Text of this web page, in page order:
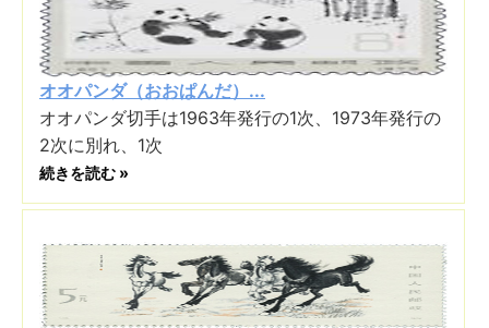
オオパンダ（おおぱんだ）...
オオパンダ切手は1963年発行の1次、1973年発行の
2次に別れ、1次
続きを読む »